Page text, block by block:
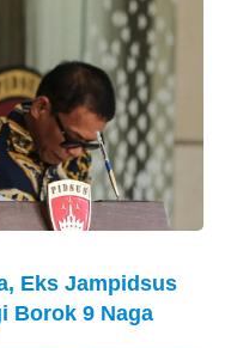
Eks Jampidsus
Borok 9 Naga